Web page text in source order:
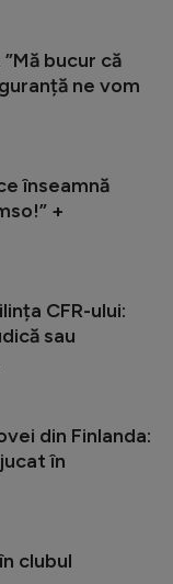
bucur că
ne vom
înseamnă
+
CFR-ului:
sau
din Finlanda:
în
clubul